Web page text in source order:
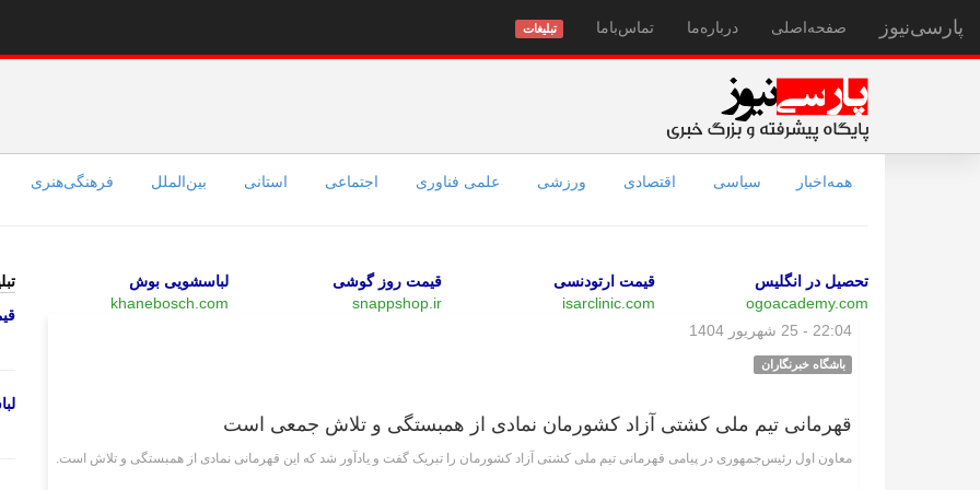
پارسی‌نیوز صفحه‌اصلی درباره‌ما تماس‌با‌ما تبلیغات
همه‌اخبار سیاسی اقتصادی ورزشی علمی فناوری اجتماعی استانی بین‌الملل فرهنگی‌هنری
تحصیل در انگلیس
ogoacademy.com
قیمت ارتودنسی
isarclinic.com
قیمت روز گوشی
snappshop.ir
لباسشویی بوش
khanebosch.com
22:04 - 25 شهریور 1404
باشگاه خبرنگاران
قهرمانی تیم ملی کشتی آزاد کشورمان نمادی از همبستگی و تلاش جمعی است
معاون اول رئیس‌جمهوری در پیامی قهرمانی تیم ملی کشتی آزاد کشورمان را تبریک گفت و یادآور شد که این قهرمانی نمادی از همبستگی و تلاش است.